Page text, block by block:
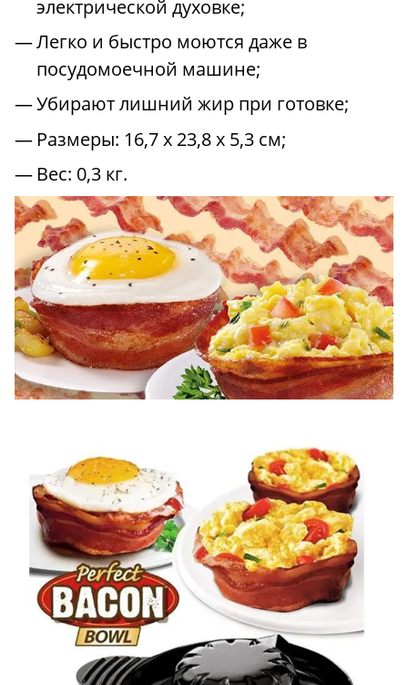
электрической духовке;
Легко и быстро моются даже в
посудомоечной машине;
Убирают лишний жир при готовке;
Размеры: 16,7 х 23,8 х 5,3 см;
Вес: 0,3 кг.